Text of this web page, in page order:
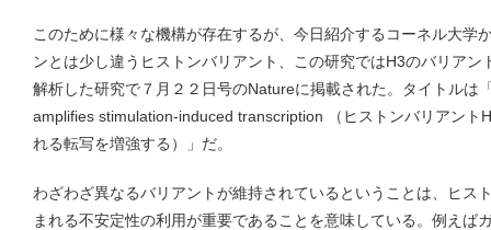
このために様々な機構が存在するが、今日紹介するコーネル大学
ンとは少し違うヒストンバリアント、この研究ではH3のバリア
解析した研究で７月２２日号のNatureに掲載された。タイトルは
amplifies stimulation-induced transcription （ヒストンバリアント
れる転写を増強する）」だ。
わざわざ異なるバリアントが維持されているということは、ヒス
まれる不安定性の利用が重要であることを意味している。例えば